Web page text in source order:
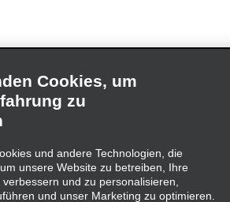
Datenschutzrichtlinie
Datenschutzoptionen
(LkSG) Grundsatzerklärung
Cookies, um
zu
und andere Technologien, die
unsere Website zu betreiben, Ihre
und zu personalisieren,
und unser Marketing zu optimieren.